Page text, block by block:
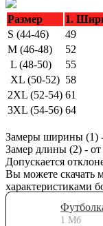
Размер 1.
S (44-46)
49
M (46-48)
52
L (48-50)
55
XL (50-52) 58
2XL (52-54) 61
3XL (54-56) 64
Замеры ширины (1)
Замер длины (2) - от
Допускается
Вы можете скачать
характеристиками
1 Мб